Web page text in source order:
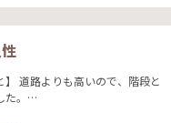
】 道路よりも高いので、階段と
た。…